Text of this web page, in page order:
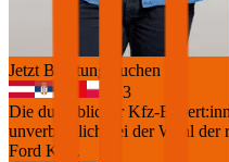
Jetzt Beratung buchen
+3
Die durchblicker Kfz-
unverbindlich bei der Wahl
Ford Ka+
.